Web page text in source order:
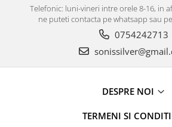
Telefonic: luni-vineri intre orele 8-16, in
ne puteti contacta pe whatsapp sau
0754242713
DESPRE NOI
TERMENI SI